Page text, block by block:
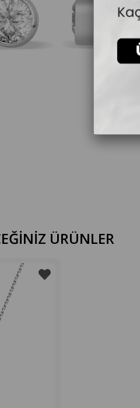
ÜRÜNLER